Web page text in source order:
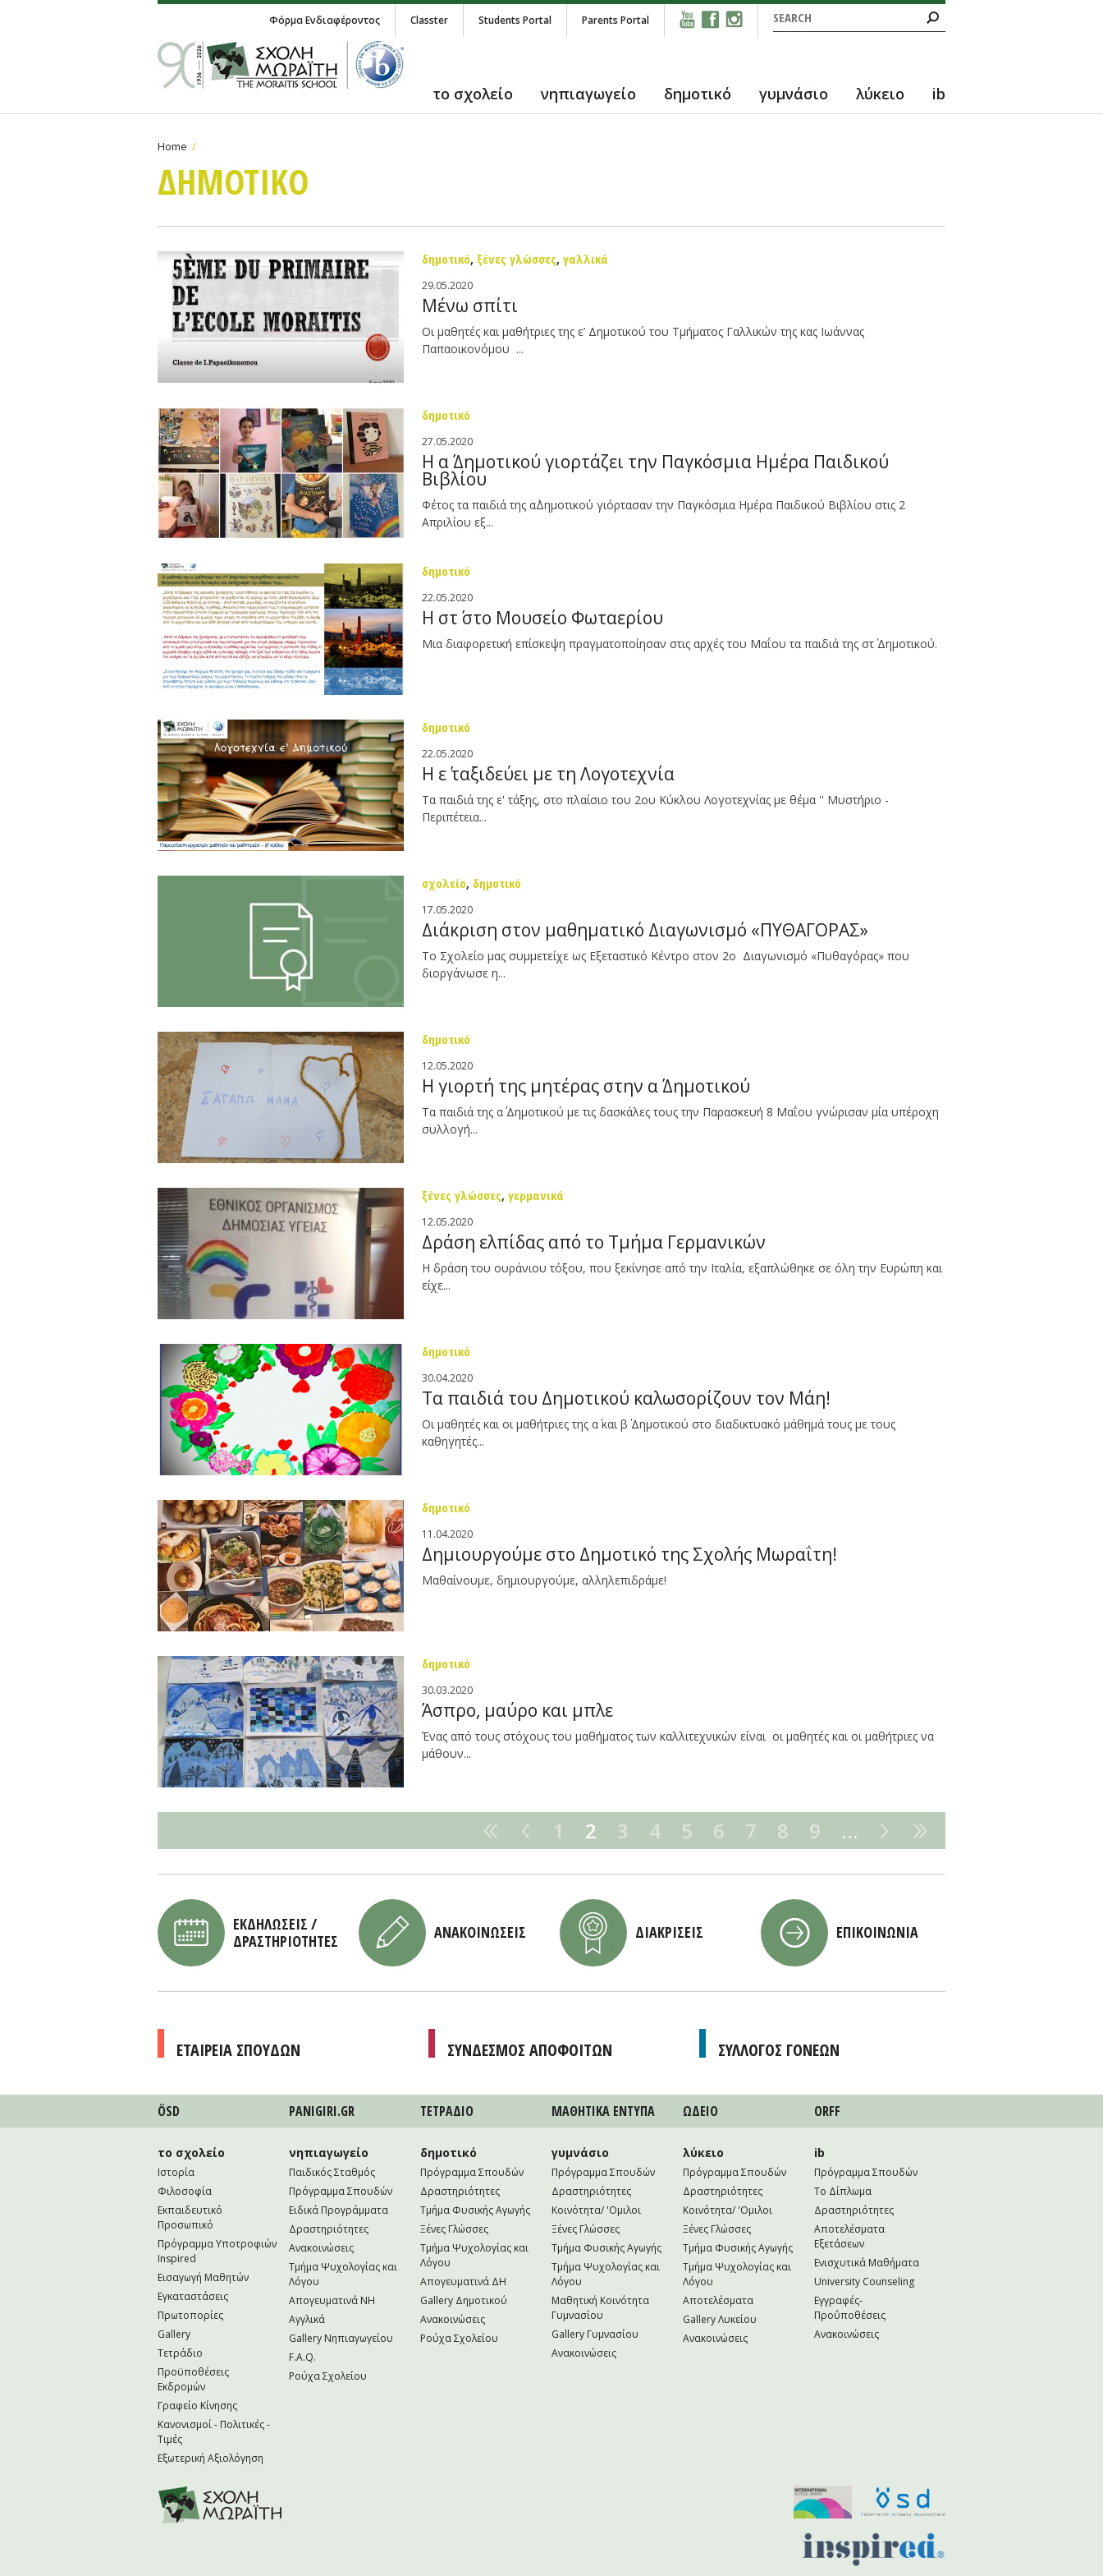
Search form
Search
Φόρμα Ενδιαφέροντος Classter Students Portal Parents Portal
το σχολείο νηπιαγωγείο δημοτικό γυμνάσιο λύκειο ib
Home
ΔΗΜΟΤΙΚΟ
δημοτικό, ξένες γλώσσες, γαλλικά
29.05.2020
Μένω σπίτι
Οι μαθητές και μαθήτριες της ε’ Δημοτικού του Τμήματος Γαλλικών της κας Ιωάννας
Παπαοικονόμου ...
δημοτικό
27.05.2020
Η α΄ Δημοτικού γιορτάζει την Παγκόσμια Ημέρα Παιδικού
Βιβλίου
Φέτος τα παιδιά της α΄Δημοτικού γιόρτασαν την Παγκόσμια Ημέρα Παιδικού Βιβλίου στις 2
Απριλίου εξ...
δημοτικό
22.05.2020
Η στ΄ στο Μουσείο Φωταερίου
Μια διαφορετική επίσκεψη πραγματοποίησαν στις αρχές του Μαΐου τα παιδιά της στ΄ Δημοτικού.
δημοτικό
22.05.2020
H ε΄ ταξιδεύει με τη Λογοτεχνία
Τα παιδιά της ε' τάξης, στο πλαίσιο του 2ου Κύκλου Λογοτεχνίας με θέμα '' Μυστήριο -
Περιπέτεια...
σχολείο, δημοτικό
17.05.2020
Διάκριση στον μαθηματικό Διαγωνισμό «ΠΥΘΑΓΟΡΑΣ»
Το Σχολείο μας συμμετείχε ως Εξεταστικό Κέντρο στον 2ο Διαγωνισμό «Πυθαγόρας» που
διοργάνωσε η...
δημοτικό
12.05.2020
Η γιορτή της μητέρας στην α΄ Δημοτικού
Τα παιδιά της α΄ Δημοτικού με τις δασκάλες τους την Παρασκευή 8 Μαΐου γνώρισαν μία υπέροχη
συλλογή...
ξένες γλώσσες, γερμανικά
12.05.2020
Δράση ελπίδας από το Τμήμα Γερμανικών
Η δράση του ουράνιου τόξου, που ξεκίνησε από την Ιταλία, εξαπλώθηκε σε όλη την Ευρώπη και
είχε...
δημοτικό
30.04.2020
Τα παιδιά του Δημοτικού καλωσορίζουν τον Μάη!
Οι μαθητές και οι μαθήτριες της α΄ και β΄ Δημοτικού στο διαδικτυακό μάθημά τους με τους
καθηγητές...
δημοτικό
11.04.2020
Δημιουργούμε στο Δημοτικό της Σχολής Μωραΐτη!
Μαθαίνουμε, δημιουργούμε, αλληλεπιδράμε!
δημοτικό
30.03.2020
Άσπρο, μαύρο και μπλε
Ένας από τους στόχους του μαθήματος των καλλιτεχνικών είναι οι μαθητές και οι μαθήτριες να
μάθουν...
1 2 3 4 5 6 7 8 9 …
ΕΚΔΗΛΩΣΕΙΣ /
ΔΡΑΣΤΗΡΙΟΤΗΤΕΣ
ΑΝΑΚΟΙΝΩΣΕΙΣ ΔΙΑΚΡΙΣΕΙΣ ΕΠΙΚΟΙΝΩΝΙΑ
ΕΤΑΙΡΕΙΑ ΣΠΟΥΔΩΝ ΣΥΝΔΕΣΜΟΣ ΑΠΟΦΟΙΤΩΝ ΣΥΛΛΟΓΟΣ ΓΟΝΕΩΝ
ÖSD PANIGIRI.GR ΤΕΤΡAΔΙΟ ΜΑΘΗΤΙΚA ΕΝΤΥΠΑ ΩΔΕΙΟ ORFF
το σχολείο
Ιστορία
Φιλοσοφία
Εκπαιδευτικό
Προσωπικό
Πρόγραμμα Υποτροφιών
Inspired
Εισαγωγή Μαθητών
Εγκαταστάσεις
Πρωτοπορίες
Gallery
Τετράδιο
Προϋποθέσεις
Εκδρομών
Γραφείο Κίνησης
Κανονισμοί - Πολιτικές -
Τιμές
Εξωτερική Αξιολόγηση
νηπιαγωγείο
Παιδικός Σταθμός
Πρόγραμμα Σπουδών
Ειδικά Προγράμματα
Δραστηριότητες
Ανακοινώσεις
Τμήμα Ψυχολογίας και
Λόγου
Απογευματινά NH
Αγγλικά
Gallery Νηπιαγωγείου
F.A.Q.
Ρούχα Σχολείου
δημοτικό
Πρόγραμμα Σπουδών
Δραστηριότητες
Τμήμα Φυσικής Αγωγής
Ξένες Γλώσσες
Τμήμα Ψυχολογίας και
Λόγου
Απογευματινά ΔΗ
Gallery Δημοτικού
Ανακοινώσεις
Ρούχα Σχολείου
γυμνάσιο
Πρόγραμμα Σπουδών
Δραστηριότητες
Κοινότητα/ 'Ομιλοι
Ξένες Γλώσσες
Τμήμα Φυσικής Αγωγής
Τμήμα Ψυχολογίας και
Λόγου
Μαθητική Κοινότητα
Γυμνασίου
Gallery Γυμνασίου
Ανακοινώσεις
λύκειο
Πρόγραμμα Σπουδών
Δραστηριότητες
Κοινότητα/ 'Ομιλοι
Ξένες Γλώσσες
Τμήμα Φυσικής Αγωγής
Τμήμα Ψυχολογίας και
Λόγου
Αποτελέσματα
Gallery Λυκείου
Ανακοινώσεις
ib
Πρόγραμμα Σπουδών
Το Δίπλωμα
Δραστηριότητες
Αποτελέσματα
Εξετάσεων
Ενισχυτικά Μαθήματα
University Counseling
Εγγραφές-
Προΰποθέσεις
Ανακοινώσεις